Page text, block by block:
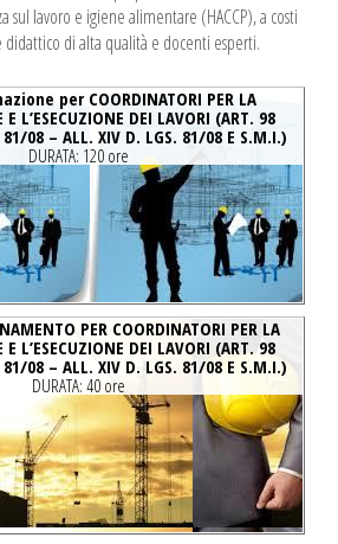
sul lavoro e igiene alimentare (HACCP), a costi
di alta qualità e docenti esperti.
per COORDINATORI PER LA
E L’ESECUZIONE DEI LAVORI (ART. 98
08 – ALL. XIV D. LGS. 81/08 E S.M.I.)
DURATA: 120 ore
PER COORDINATORI PER LA
E L’ESECUZIONE DEI LAVORI (ART. 98
08 – ALL. XIV D. LGS. 81/08 E S.M.I.)
DURATA: 40 ore